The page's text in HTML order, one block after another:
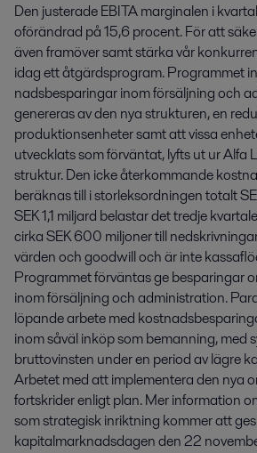
Den justerade EBITA marginalen i
oförändrad på 15,6 procent. För att
även framöver samt stärka vår
idag ett åtgärdsprogram. Programmet
nadsbesparingar inom försäljning och
genereras av den nya strukturen, en
produktionsenheter samt att vissa
utvecklats som förväntat, lyfts ut ur Alfa
struktur. Den icke återkommande
beräknas till i stor­leksordningen totalt
SEK 1,1 miljard belastar det tredje
cirka SEK 600 miljoner till
värden och goodwill och är inte
Programmet förväntas ge bespa­ringar
inom försäljning och administration.
löpande arbete med
inom såväl inköp som bemanning, med
bruttovinsten under en period av lägre
Arbetet med att imple­mentera den nya
fortskrider enligt plan. Mer information
som strategisk inriktning kommer att
kapitalmark­nadsdagen den 22